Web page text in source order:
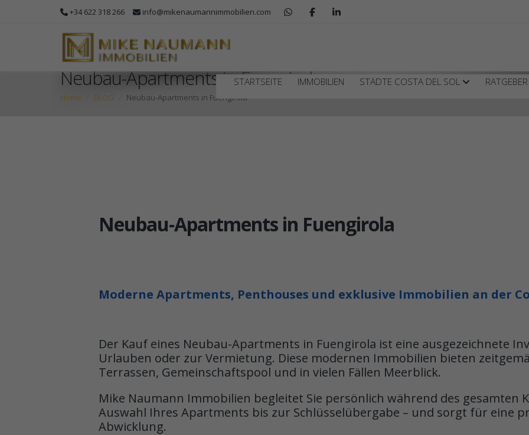
+34 622 318 266 info@mikenaumannimmobilien.com
STARTSEITE IMMOBILIEN STÄDTE COSTA DEL SOL
Neubau-Apartments in Fuengirola
Home BLOG Neubau-Apartments in Fuengirola
Neubau-Apartments in Fuengirola
Moderne Apartments, Penthouses und exklusive Immobilien an der
Der Kauf eines Neubau-Apartments in Fuengirola ist eine ausgezeichnete
Urlauben oder zur Vermietung. Diese modernen Immobilien bieten
Terrassen, Gemeinschaftspool und in vielen Fällen Meerblick.
Mike Naumann Immobilien begleitet Sie persönlich während des gesamten
Auswahl Ihres Apartments bis zur Schlüsselübergabe – und sorgt für eine
Abwicklung.